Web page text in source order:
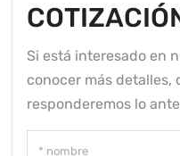
Si está interesado en
conocer más detalles,
responderemos lo